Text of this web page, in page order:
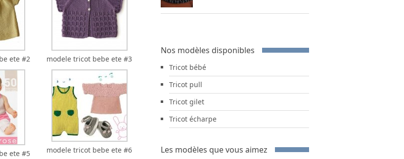
ete #2 modele tricot bebe ete #3
ete #5 modele tricot bebe ete #6
Nos modèles disponibles
Tricot bébé
Tricot pull
Tricot gilet
Tricot écharpe
Les modèles que vous aimez